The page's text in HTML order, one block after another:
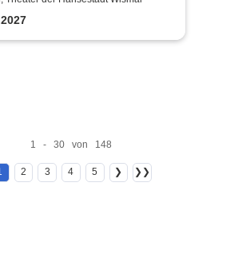
1 - 30 von 148
2 3 4 5 ❯ ❯❯